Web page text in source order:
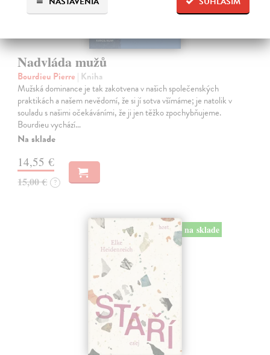
Nadvláda mužů
Bourdieu Pierre | Kniha
Mužská dominance je tak zakotvena v našich společenských
praktikách a našem nevědomí, že si jí sotva všímáme; je natolik v
souladu s našimi očekáváními, že ji jen těžko zpochybňujeme.
Bourdieu vychází…
Na sklade
14,55 €
15,00 € ?
na sklade